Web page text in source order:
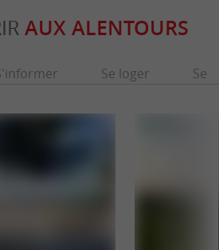
AUX ALENTOURS
Se loger Se